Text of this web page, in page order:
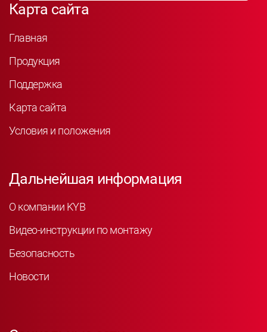
Карта сайта
Главная
Продукция
Поддержка
Карта сайта
Условия и положения
Дальнейшая информация
О компании KYB
Видео-инструкции по монтажу
Безопасность
Новости